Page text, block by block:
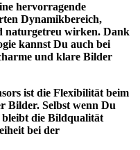
hervorragende
Dynamikbereich,
naturgetreu wirken. Dank
kannst Du auch bei
und klare Bilder
ist die Flexibilität beim
Bilder. Selbst wenn Du
bleibt die Bildqualität
bei der